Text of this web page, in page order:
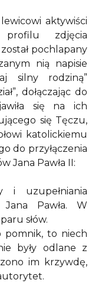
lewicowi aktywiści
zdjęcia
pochlapany
nią napisie
silny rodziną”
dołączając do
się na ich
się Tęczu,
katolickiemu
do przyłączenia
Jana Pawła II:
i uzupełniania
Pawła. W
słów.
pomnik, to niech
były odlane z
im krzywdę,